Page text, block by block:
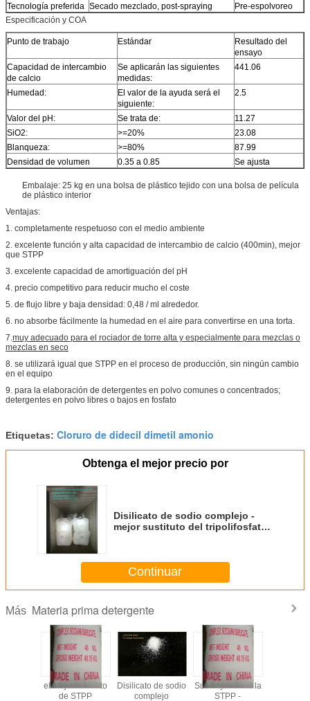
Tecnología preferida Secado mezclado, post-spraying
Pre-espolvoreo
Especificación y COA
Punto de trabajo Estándar
Resultado del
ensayo
Capacidad de intercambio
de calcio
Se aplicarán las siguientes
medidas:
441.06
Humedad:
El valor de la ayuda será el
siguiente:
2.5
Valor del pH: Se trata de:
11.27
SiO2:
>=20%
23.08
Blanqueza:
>=80%
87.99
Densidad de volumen
0.35 a 0.85 Se ajusta
Embalaje: 25 kg en una bolsa de plástico tejido con una bolsa de película
de plástico interior
Ventajas:
1. completamente respetuoso con el medio ambiente
2. excelente función y alta capacidad de intercambio de calcio (400min), mejor
que STPP
3. excelente capacidad de amortiguación del pH
4. precio competitivo para reducir mucho el coste
5. de flujo libre y baja densidad: 0,48 / ml alrededor.
6. no absorbe fácilmente la humedad en el aire para convertirse en una torta.
7.muy adecuado para el rociador de torre alta y especialmente para mezclas o
mezclas en seco
8. se utilizará igual que STPP en el proceso de producción, sin ningún cambio
en el equipo
9. para la elaboración de detergentes en polvo comunes o concentrados;
detergentes en polvo libres o bajos en fosfato
Etiquetas: Cloruro de didecil dimetil amonio
Obtenga el mejor precio por
Disilicato de sodio complejo -
mejor sustituto del tripolifosfato
Continuar
Más Materia prima detergente
el mejor sustituto
de STPP
Disilicato de sodio
complejo
Sustituyente de la
STPP -